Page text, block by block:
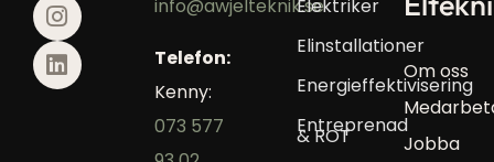
Studio A
Läs mer »
info@awjelteknik.se
Telefon:
Kenny:
073 577
Elektriker
Elinstallationer
Energieffektivisering
Entreprenad
& ROT
Om oss
Jobba